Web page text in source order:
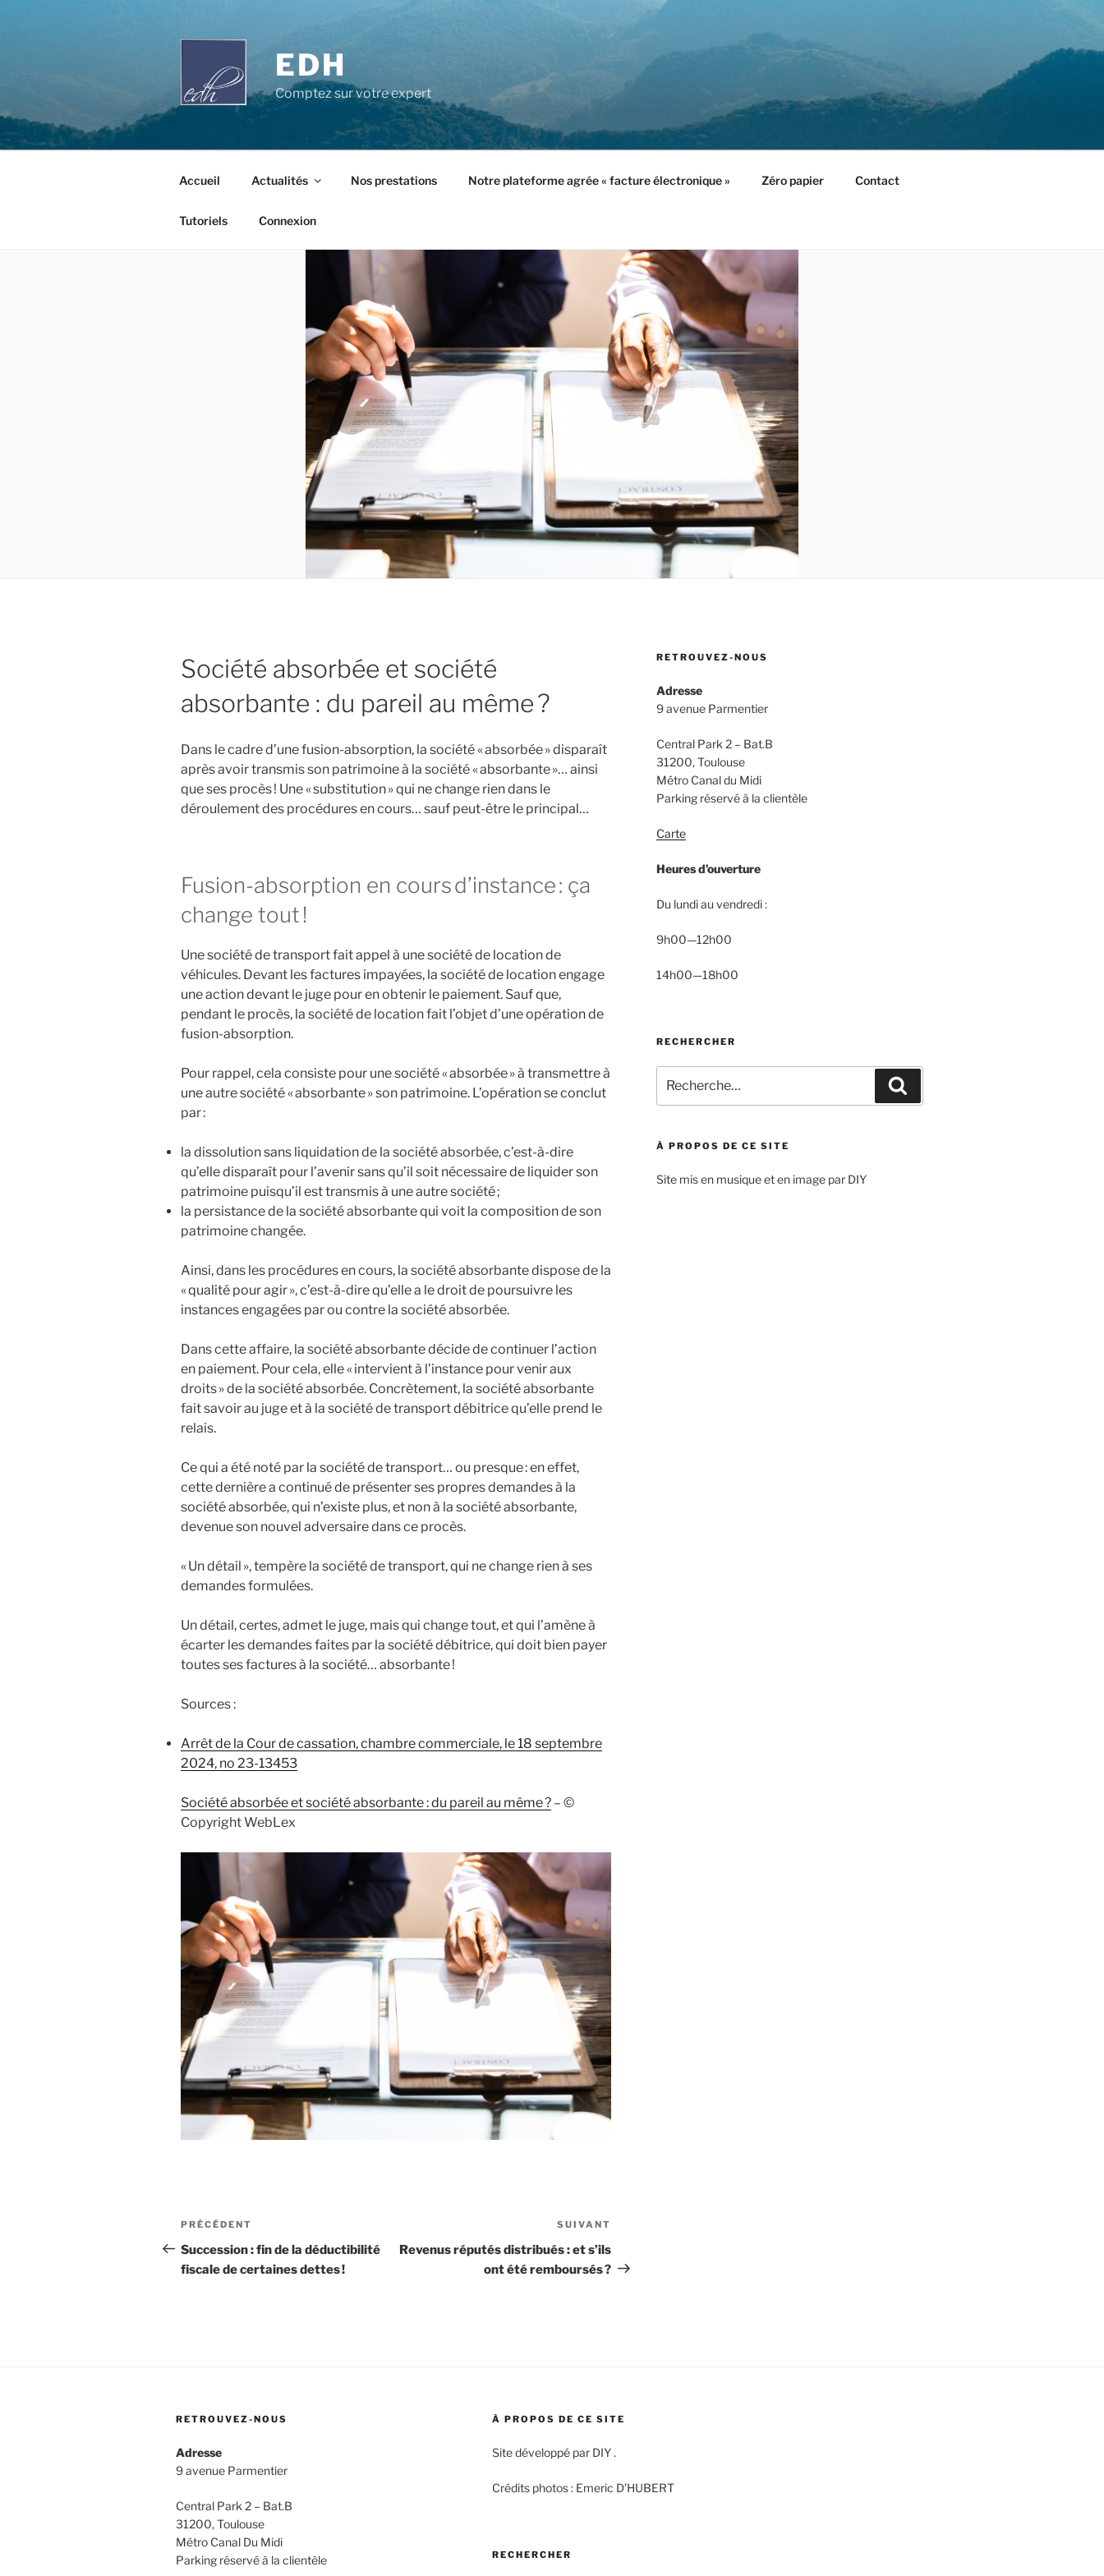
EDH
Comptez sur votre expert
Accueil Actualités Nos prestations Notre plateforme agrée « facture électronique » Zéro papier Contact
Tutoriels Connexion
Société absorbée et société
absorbante : du pareil au même ?
Dans le cadre d’une fusion-absorption, la société « absorbée » disparaît
après avoir transmis son patrimoine à la société « absorbante »… ainsi
que ses procès ! Une « substitution » qui ne change rien dans le
déroulement des procédures en cours… sauf peut-être le principal…
Fusion-absorption en cours d’instance : ça
change tout !
Une société de transport fait appel à une société de location de
véhicules. Devant les factures impayées, la société de location engage
une action devant le juge pour en obtenir le paiement. Sauf que,
pendant le procès, la société de location fait l’objet d’une opération de
fusion-absorption.
Pour rappel, cela consiste pour une société « absorbée » à transmettre à
une autre société « absorbante » son patrimoine. L’opération se conclut
par :
la dissolution sans liquidation de la société absorbée, c’est-à-dire
qu’elle disparaît pour l’avenir sans qu’il soit nécessaire de liquider son
patrimoine puisqu’il est transmis à une autre société ;
la persistance de la société absorbante qui voit la composition de son
patrimoine changée.
Ainsi, dans les procédures en cours, la société absorbante dispose de la
« qualité pour agir », c’est-à-dire qu’elle a le droit de poursuivre les
instances engagées par ou contre la société absorbée.
Dans cette affaire, la société absorbante décide de continuer l’action
en paiement. Pour cela, elle « intervient à l’instance pour venir aux
droits » de la société absorbée. Concrètement, la société absorbante
fait savoir au juge et à la société de transport débitrice qu’elle prend le
relais.
Ce qui a été noté par la société de transport… ou presque : en effet,
cette dernière a continué de présenter ses propres demandes à la
société absorbée, qui n’existe plus, et non à la société absorbante,
devenue son nouvel adversaire dans ce procès.
« Un détail », tempère la société de transport, qui ne change rien à ses
demandes formulées.
Un détail, certes, admet le juge, mais qui change tout, et qui l’amène à
écarter les demandes faites par la société débitrice, qui doit bien payer
toutes ses factures à la société… absorbante !
Sources :
Arrêt de la Cour de cassation, chambre commerciale, le 18 septembre
2024, no 23-13453
Société absorbée et société absorbante : du pareil au même ? – ©
Copyright WebLex
Navigation
de
l’article
Article
précédent
PRÉCÉDENT
Succession : fin de la déductibilité
fiscale de certaines dettes !
suivant
SUIVANT
Revenus réputés distribués : et s’ils
ont été remboursés ?
RETROUVEZ-NOUS
Adresse
9 avenue Parmentier
Central Park 2 – Bat.B
31200, Toulouse
Métro Canal du Midi
Parking réservé à la clientèle
Carte
Heures d’ouverture
Du lundi au vendredi :
9h00—12h00
14h00—18h00
RECHERCHER
pour
:
À PROPOS DE CE SITE
Site mis en musique et en image par DIY
RETROUVEZ-NOUS
Adresse
9 avenue Parmentier
Central Park 2 – Bat.B
31200, Toulouse
Métro Canal Du Midi
Parking réservé à la clientèle
À PROPOS DE CE SITE
Site développé par DIY .
Crédits photos : Emeric D’HUBERT
RECHERCHER